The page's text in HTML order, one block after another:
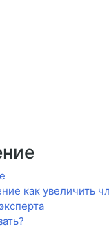
как увеличить